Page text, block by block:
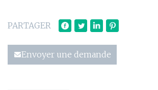
PARTAGER
Envoyer une demande